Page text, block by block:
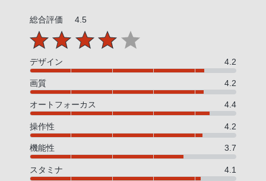
総合評価 4.5
デザイン 4.2
画質 4.2
オートフォーカス 4.4
操作性 4.2
機能性 3.7
スタミナ 4.1